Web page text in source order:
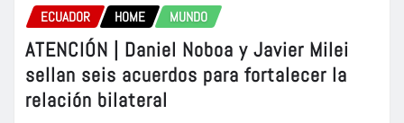
ECUADOR HOME MUNDO
ATENCIÓN | Daniel Noboa y Javier Milei
sellan seis acuerdos para fortalecer la
relación bilateral